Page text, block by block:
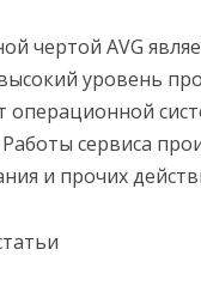
чертой AVG
уровень
операционной
сервиса
и прочих